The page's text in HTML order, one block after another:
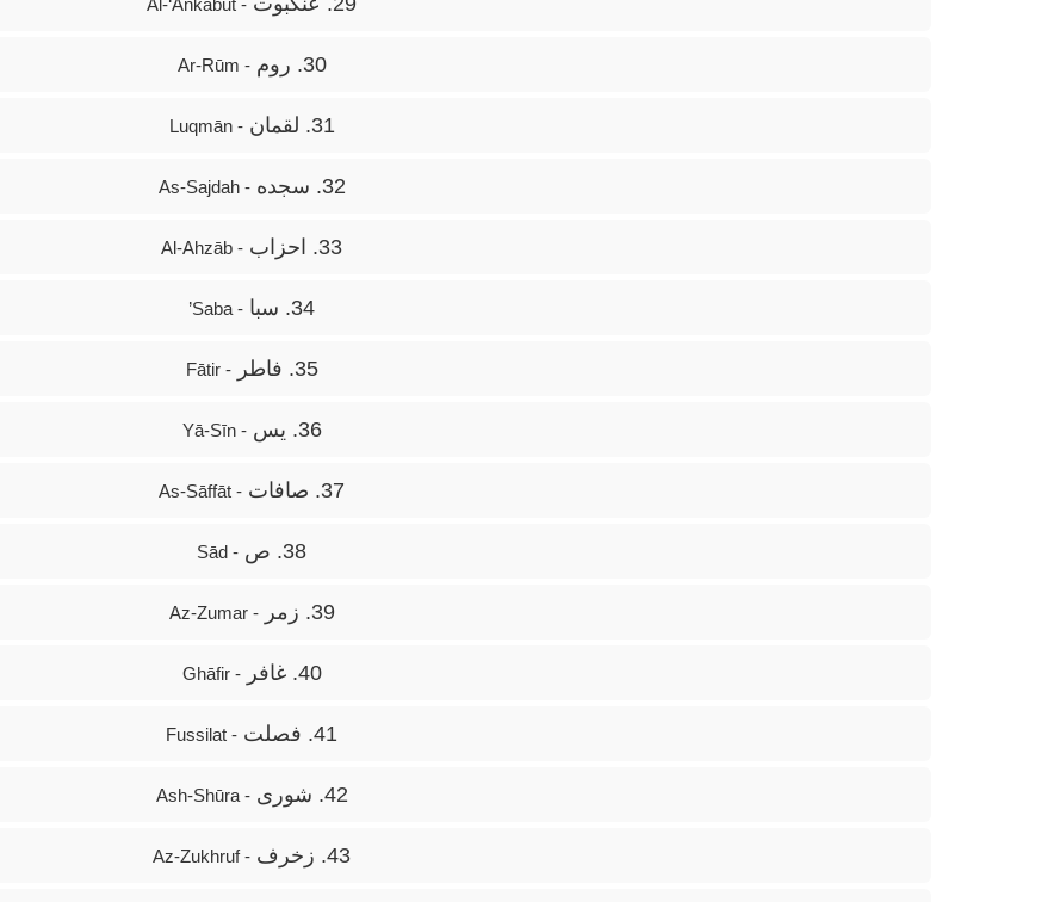
- Al-‘Ankabūt
30. روم - Ar-Rūm
31. لقمان - Luqmān
32. سجده - As-Sajdah
33. احزاب - Al-Ahzāb
34. سبا - Saba’
35. فاطر - Fātir
36. یس - Yā-Sīn
37. صافات - As-Sāffāt
38. ص - Sād
39. زمر - Az-Zumar
40. غافر - Ghāfir
41. فصلت - Fussilat
42. شوری - Ash-Shūra
43. زخرف - Az-Zukhruf